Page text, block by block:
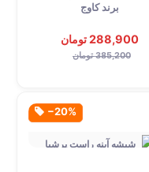
برند کاوج
288,900 تومان
385,200 تومان
‎−20%